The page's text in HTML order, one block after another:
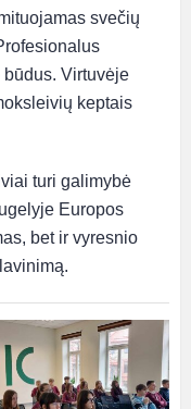
svečių
Virtuvėje
keptais
turi galimybė
Europos
bet ir vyresnio